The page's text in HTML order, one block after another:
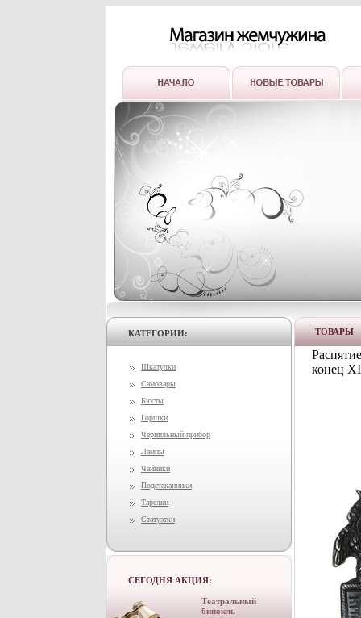
КАТЕГОРИИ:
Шкатулки
Самовары
Бюсты
Горшки
Чернильный прибор
Лампы
Чайники
Подстаканники
Тарелки
Статуэтки
СЕГОДНЯ АКЦИЯ:
Театральный
бинокль
ТОВАРЫ
конец